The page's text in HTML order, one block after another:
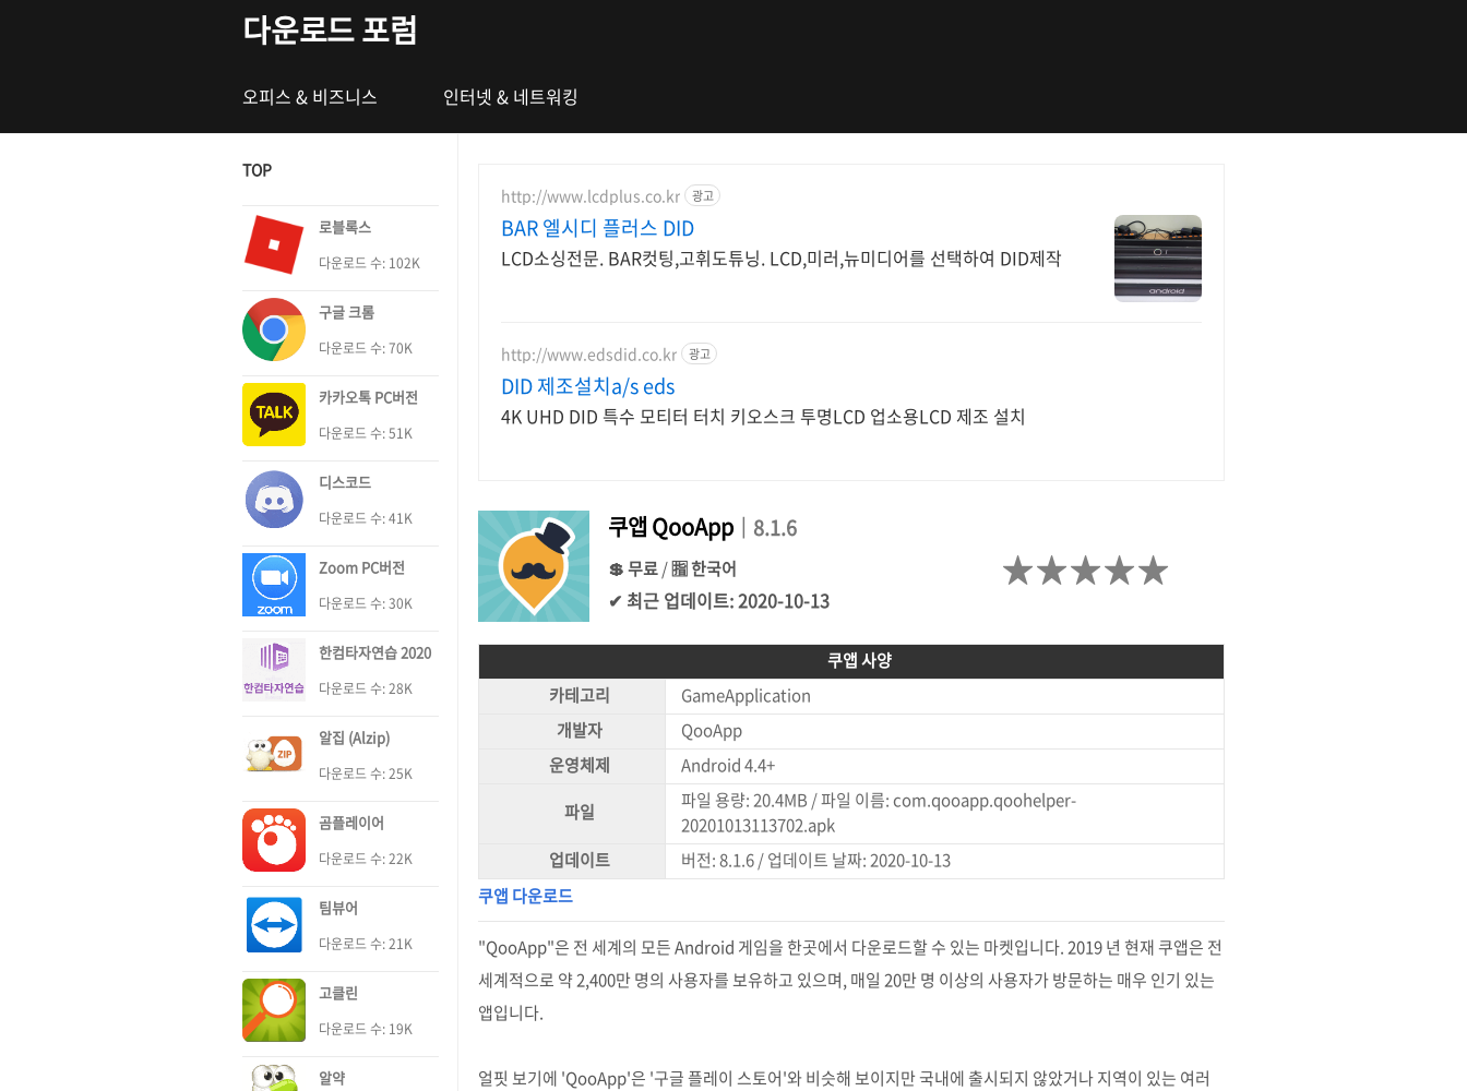
다운로드 포럼
오피스 & 비즈니스 인터넷 & 네트워킹
http://www.lcdplus.co.kr 광고
BAR 엘시디 플러스 DID
LCD소싱전문. BAR컷팅,고휘도튜닝. LCD,미러,뉴미디어를 선택하여 DID제작
http://www.edsdid.co.kr 광고
DID 제조설치a/s eds
4K UHD DID 특수 모티터 터치 키오스크 투명LCD 업소용LCD 제조 설치
쿠앱 QooApp｜8.1.6
💲 무료/🈯 한국어
✔ 최근 업데이트: 2020-10-13
★★★★★
쿠앱 사양
카테고리
GameApplication
개발자
QooApp
운영체제
Android 4.4+
파일
파일 용량: 20.4MB / 파일 이름: com.qooapp.qoohelper-
20201013113702.apk
업데이트
버전: 8.1.6 / 업데이트 날짜: 2020-10-13
쿠앱 다운로드
"QooApp"은 전 세계의 모든 Android 게임을 한곳에서 다운로드할 수 있는 마켓입니다. 2019 년 현재 쿠앱은 전
세계적으로 약 2,400만 명의 사용자를 보유하고 있으며, 매일 20만 명 이상의 사용자가 방문하는 매우 인기 있는
앱입니다.
얼핏 보기에 'QooApp'은 '구글 플레이 스토어'와 비슷해 보이지만 국내에 출시되지 않았거나 지역이 있는 여러
TOP
로블록스
다운로드 수: 102K
구글 크롬
다운로드 수: 70K
카카오톡 PC버전
다운로드 수: 51K
디스코드
다운로드 수: 41K
Zoom PC버전
다운로드 수: 30K
한컴타자연습 2020
다운로드 수: 28K
알집 (Alzip)
다운로드 수: 25K
곰플레이어
다운로드 수: 22K
팀뷰어
다운로드 수: 21K
고클린
다운로드 수: 19K
알약